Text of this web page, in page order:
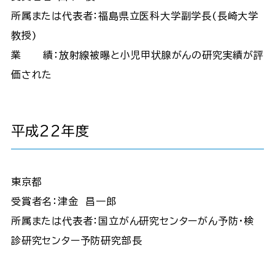
所属または代表者：福島県立医科大学副学長(長崎大学
教授)
業 績：放射線被曝と小児甲状腺がんの研究実績が評
価された
平成22年度
東京都
受賞者名：津金 昌一郎
所属または代表者：国立がん研究センターがん予防・検
診研究センター予防研究部長